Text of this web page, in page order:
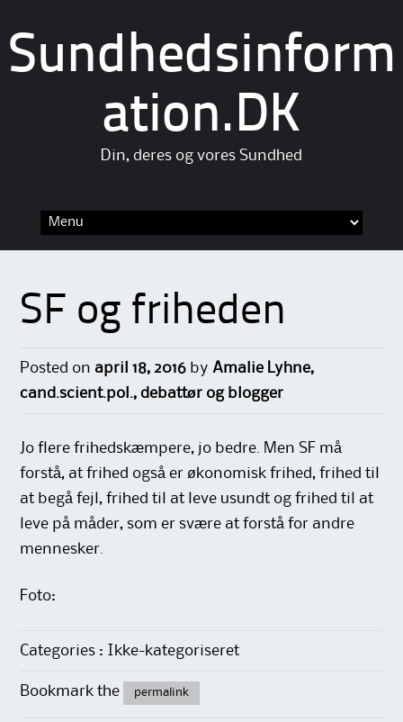
Sundhedsinform
ation.DK
Din, deres og vores Sundhed
SF og friheden
Posted on april 18, 2016 by Amalie Lyhne,
cand.scient.pol., debattør og blogger
Jo flere frihedskæmpere, jo bedre. Men SF må
forstå, at frihed også er økonomisk frihed, frihed til
at begå fejl, frihed til at leve usundt og frihed til at
leve på måder, som er svære at forstå for andre
mennesker.
Foto:
Categories : Ikke-kategoriseret
Bookmark the permalink